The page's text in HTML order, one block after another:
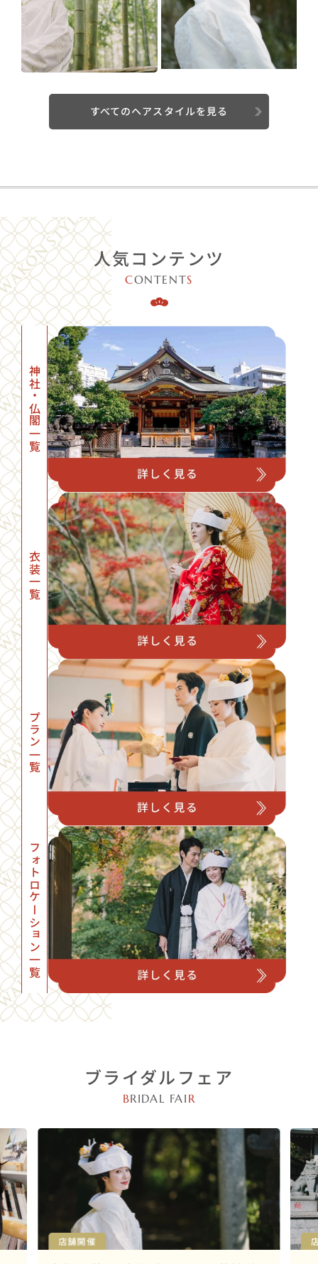
すべてのヘアスタイルを見る
人気コンテンツ
CONTENTS
神社・仏閣一覧
衣装一覧
プラン一覧
フォトロケーション一覧
ブライダルフェア
BRIDAL FAI R
店舗開催